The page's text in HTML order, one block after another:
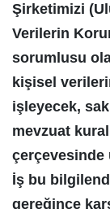
Şirketimizi
Verilerin
sorumlusu
kişisel
işleyecek,
mevzuat
çerçevesinde
İş bu
gereğince